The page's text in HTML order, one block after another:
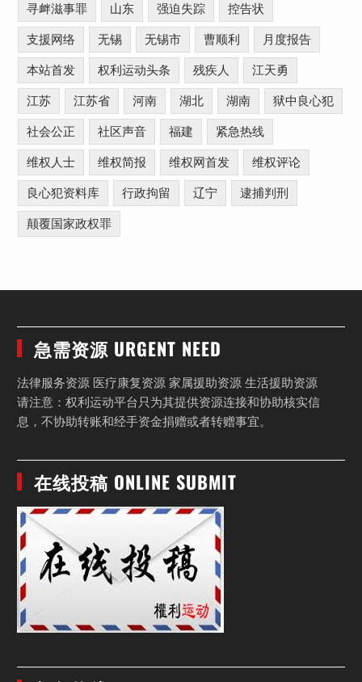
寻衅滋事罪 山东 强迫失踪 控告状
支援网络 无锡 无锡市 曹顺利 月度报告
本站首发 权利运动头条 残疾人 江天勇
江苏 江苏省 河南 湖北 湖南 狱中良心犯
社会公正 社区声音 福建 紧急热线
维权人士 维权简报 维权网首发 维权评论
良心犯资料库 行政拘留 辽宁 逮捕判刑
颠覆国家政权罪
急需资源 URGENT NEED
法律服务资源 医疗康复资源 家属援助资源 生活援助资源
请注意：权利运动平台只为其提供资源连接和协助核实信
息，不协助转账和经手资金捐赠或者转赠事宜。
在线投稿 ONLINE SUBMIT